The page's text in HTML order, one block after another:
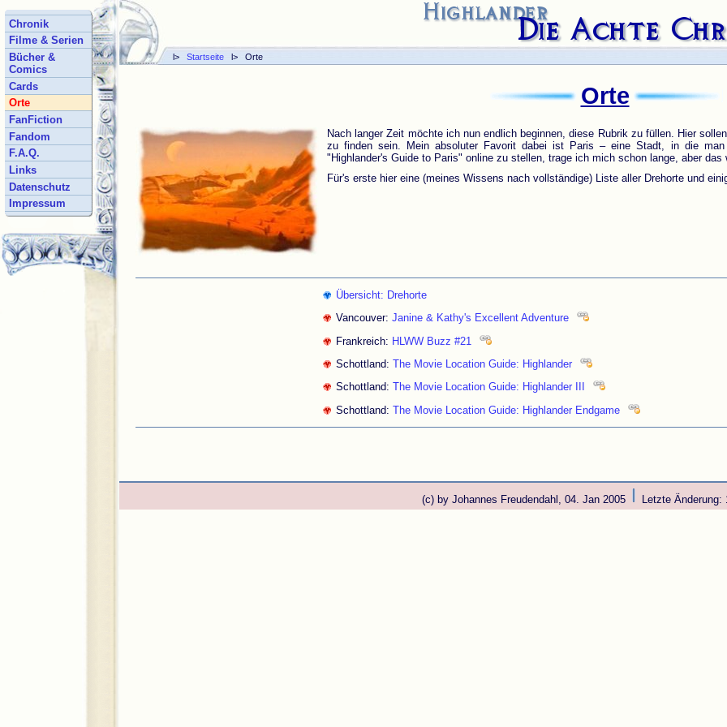
l> Startseite l> Orte
Orte
Nach langer Zeit möchte ich nun endlich beginnen, diese Rubrik zu füllen. Hier
zu finden sein. Mein absoluter Favorit dabei ist Paris – eine Stadt, in die
"Highlander's Guide to Paris" online zu stellen, trage ich mich schon lange, aber das
Für's erste hier eine (meines Wissens nach vollständige) Liste aller Drehorte und
Übersicht: Drehorte
Vancouver:Janine & Kathy's Excellent Adventure
Frankreich: HLWW Buzz #21
Schottland:The Movie Location Guide: Highlander
Schottland:The Movie Location Guide: Highlander III
Schottland:The Movie Location Guide: Highlander Endgame
Chronik
Filme & Serien
Bücher &
Comics
Cards
Orte
FanFiction
Fandom
F.A.Q.
Links
Datenschutz
Impressum
(c) by Johannes Freudendahl, 04. Jan 2005 Letzte Änderung: